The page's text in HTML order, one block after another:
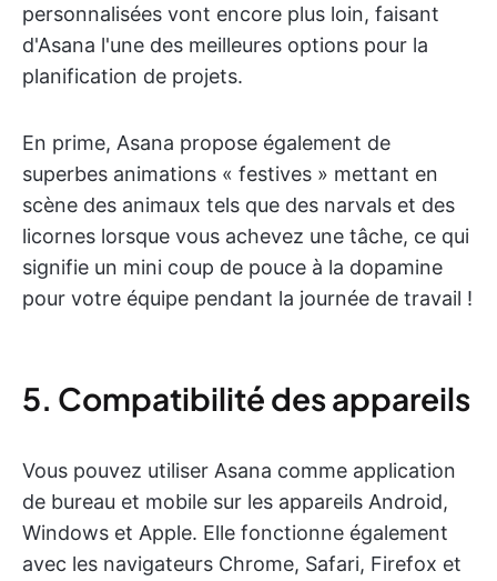
personnalisées vont encore plus loin, faisant
d'Asana l'une des meilleures options pour la
planification de projets.
En prime, Asana propose également de
superbes animations « festives » mettant en
scène des animaux tels que des narvals et des
licornes lorsque vous achevez une tâche, ce qui
signifie un mini coup de pouce à la dopamine
pour votre équipe pendant la journée de travail !
5. Compatibilité des appareils
Vous pouvez utiliser Asana comme application
de bureau et mobile sur les appareils Android,
Windows et Apple. Elle fonctionne également
avec les navigateurs Chrome, Safari, Firefox et